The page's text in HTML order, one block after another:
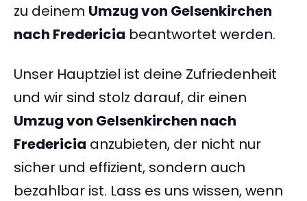
zu deinem Umzug von Gelsenkirchen
nach Fredericia beantwortet werden.
Unser Hauptziel ist deine Zufriedenheit
und wir sind stolz darauf, dir einen
Umzug von Gelsenkirchen nach
Fredericia anzubieten, der nicht nur
sicher und effizient, sondern auch
bezahlbar ist. Lass es uns wissen, wenn